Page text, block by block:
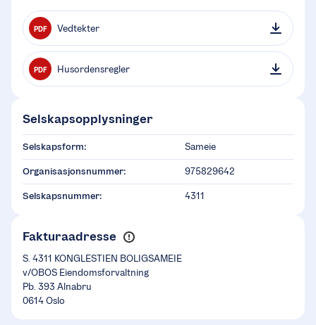
PDF Vedtekter
PDF Husordensregler
Selskapsopplysninger
Selskapsform: Sameie
Organisasjonsnummer: 975829642
Selskapsnummer: 4311
Fakturaadresse
S. 4311 KONGLESTIEN BOLIGSAMEIE
v/OBOS Eiendomsforvaltning
Pb. 393 Alnabru
0614 Oslo